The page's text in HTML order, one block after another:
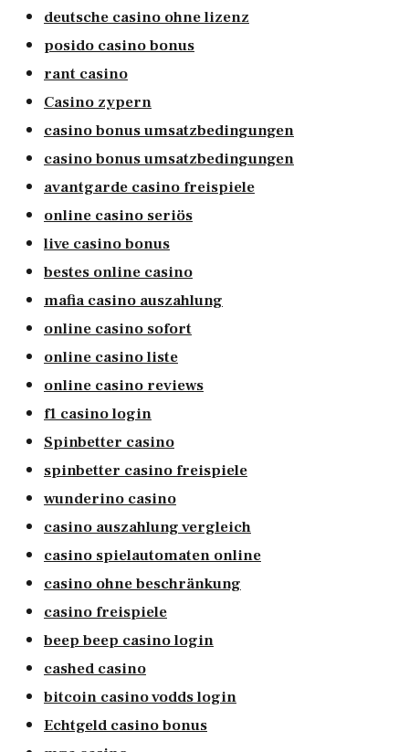
deutsche casino ohne lizenz
posido casino bonus
rant casino
Casino zypern
casino bonus umsatzbedingungen
casino bonus umsatzbedingungen
avantgarde casino freispiele
online casino seriös
live casino bonus
bestes online casino
mafia casino auszahlung
online casino sofort
online casino liste
online casino reviews
f1 casino login
Spinbetter casino
spinbetter casino freispiele
wunderino casino
casino auszahlung vergleich
casino spielautomaten online
casino ohne beschränkung
casino freispiele
beep beep casino login
cashed casino
bitcoin casino vodds login
Echtgeld casino bonus